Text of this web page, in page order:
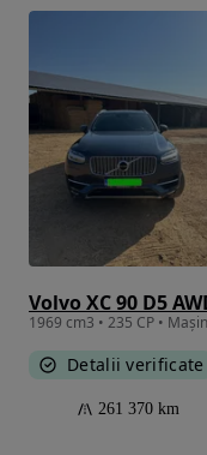
Volvo XC 90 D5
1969 cm3 • 235 CP •
Detalii verificate
261 370 km